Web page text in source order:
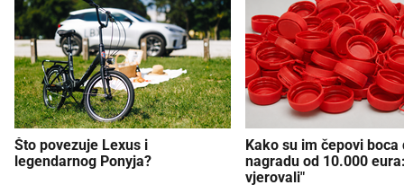
Što povezuje Lexus i
legendarnog Ponyja?
Kako su im čepovi boca
nagradu od 10.000
vjerovali"